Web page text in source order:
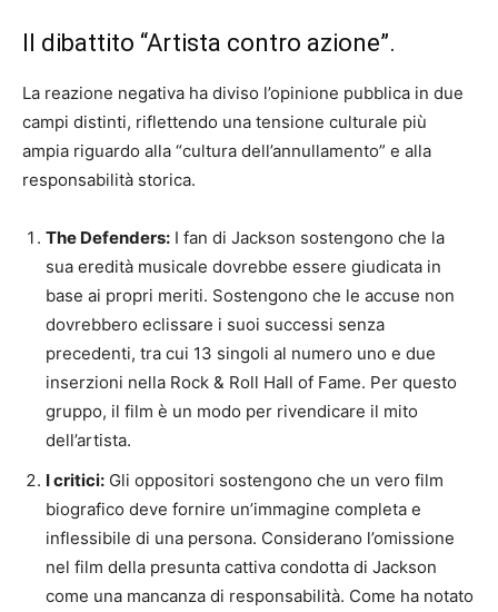
Il dibattito “Artista contro azione”.
La reazione negativa ha diviso l’opinione pubblica in due
campi distinti, riflettendo una tensione culturale più
ampia riguardo alla “cultura dell’annullamento” e alla
responsabilità storica.
The Defenders: I fan di Jackson sostengono che la
sua eredità musicale dovrebbe essere giudicata in
base ai propri meriti. Sostengono che le accuse non
dovrebbero eclissare i suoi successi senza
precedenti, tra cui 13 singoli al numero uno e due
inserzioni nella Rock & Roll Hall of Fame. Per questo
gruppo, il film è un modo per rivendicare il mito
dell’artista.
I critici: Gli oppositori sostengono che un vero film
biografico deve fornire un’immagine completa e
inflessibile di una persona. Considerano l’omissione
nel film della presunta cattiva condotta di Jackson
come una mancanza di responsabilità. Come ha notato